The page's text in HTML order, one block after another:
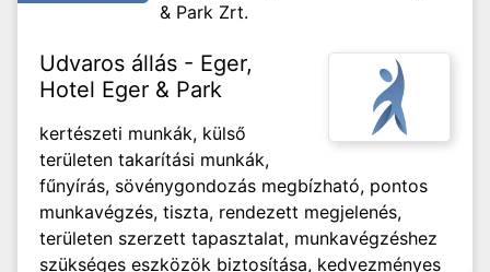
& Park Zrt.
Udvaros állás - Eger,
Hotel Eger & Park
kertészeti munkák, külső
területen takarítási munkák,
fűnyírás, sövénygondozás megbízható, pontos
munkavégzés, tiszta, rendezett megjelenés,
területen szerzett tapasztalat, munkavégzéshez
szükséges eszközök biztosítása, kedvezményes